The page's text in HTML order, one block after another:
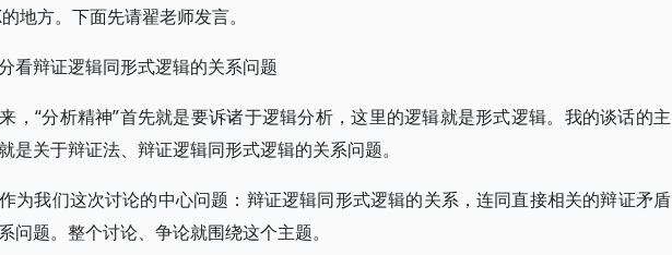
地方。下面先请翟老师发言。
看辩证逻辑同形式逻辑的关系问题
，“分析精神”首先就是要诉诸于逻辑分析，这里的逻辑就是形式逻辑。我的谈话的主
是关于辩证法、辩证逻辑同形式逻辑的关系问题。
为我们这次讨论的中心问题：辩证逻辑同形式逻辑的关系，连同直接相关的辩证矛盾
问题。整个讨论、争论就围绕这个主题。